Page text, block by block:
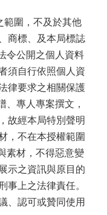
範圍，不及於其他
商標、及本局標誌
令公開之個人資料
須自行依照個人資
律要求之相關保護
、專人專案撰文，
故經本局特別聲明
，不在本授權範圍
素材，不得惡意變
示之資訊與原目的
事上之法律責任。
、認可或贊同使用